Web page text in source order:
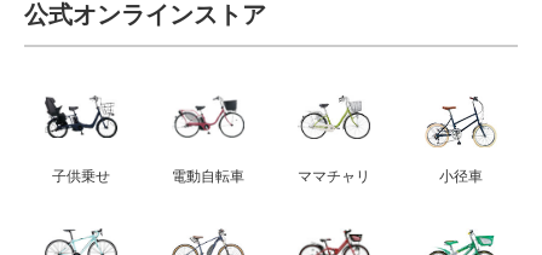
公式オンラインストア
子供乗せ 電動自転車 ママチャリ 小径車